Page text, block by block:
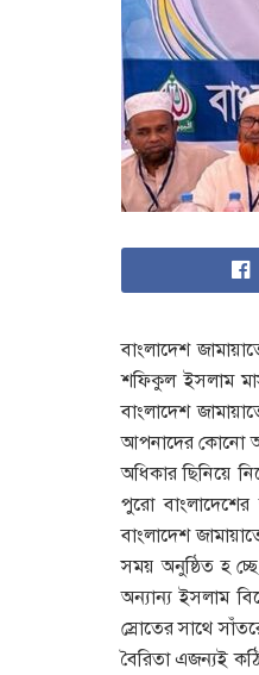
বাংলাদেশ
শফিকুল ইসলাম
বাংলাদেশ
আপনাদের কোনো
অধিকার ছিনিয়ে
পুরো
বাংলাদেশ
সময় অনুষ্ঠিত হ
অন্যান্য ইসলাম
স্রোতের সাথে
বৈরিতা এজন্যই